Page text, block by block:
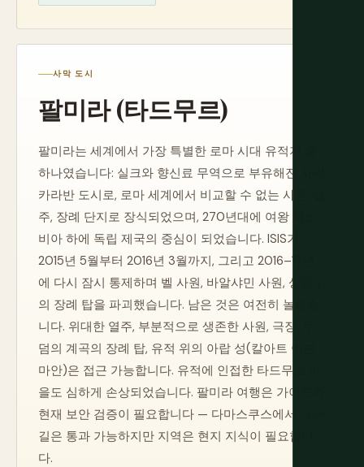
사막 도시
팔미라 (타드무르)
팔미라는 세계에서 가장 특별한 로마 시대 유적지 중
하나였습니다: 실크와 향신료 무역으로 부유해진 사막
카라반 도시로, 로마 세계에서 비교할 수 없는 사원, 열
주, 장례 단지로 장식되었으며, 270년대에 여왕 제노
비아 하에 독립 제국의 중심이 되었습니다. ISIS가
2015년 5월부터 2016년 3월까지, 그리고 2016–17년
에 다시 잠시 통제하며 벨 사원, 바알샤민 사원, 상당수
의 장례 탑을 파괴했습니다. 남은 것은 여전히 놀랍습
니다. 위대한 열주, 부분적으로 생존한 사원, 극장, 무
덤의 계곡의 장례 탑, 유적 위의 아랍 성(칼아트 이븐
마안)은 접근 가능합니다. 유적에 인접한 타드무르 마
을도 심하게 손상되었습니다. 팔미라 여행은 가이드와
현재 보안 검증이 필요합니다 — 다마스쿠스에서 가는
길은 통과 가능하지만 지역은 현지 지식이 필요합니
다.